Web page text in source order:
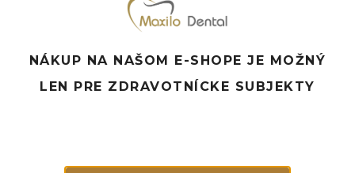
Súvisiace produkty
NÁKUP NA NAŠOM E-SHOPE JE MOŽNÝ
LEN PRE ZDRAVOTNÍCKE SUBJEKTY